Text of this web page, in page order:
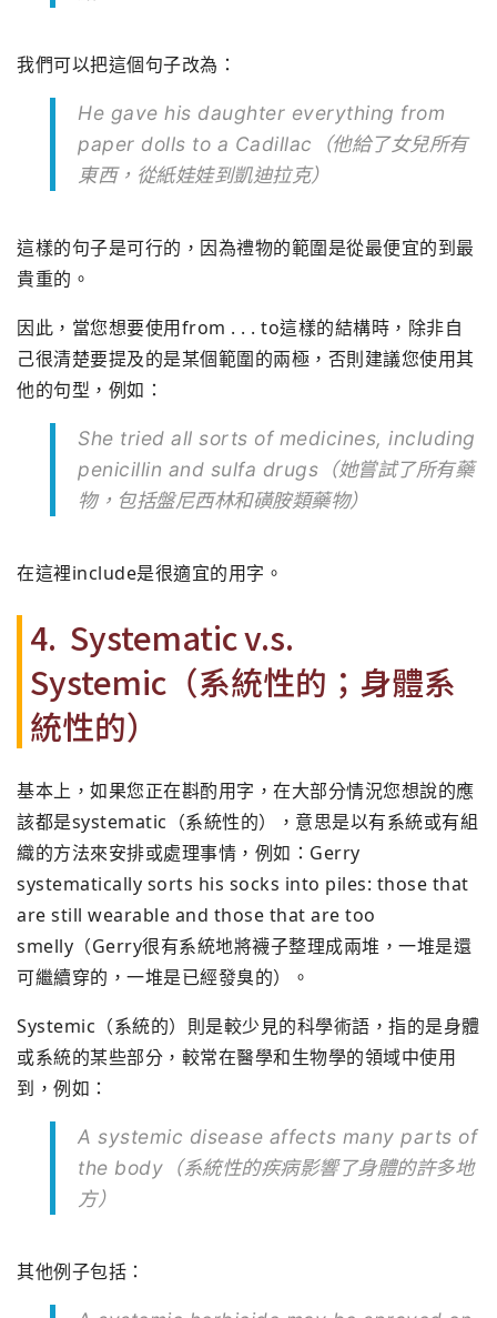
我們可以把這個句子改為：
He gave his daughter everything from
paper dolls to a Cadillac（他給了女兒所有
東西，從紙娃娃到凱迪拉克）
這樣的句子是可行的，因為禮物的範圍是從最便宜的到最
貴重的。
因此，當您想要使用from . . . to這樣的結構時，除非自
己很清楚要提及的是某個範圍的兩極， 否則建議您使用其
他的句型，例如：
She tried all sorts of medicines, including
penicillin and sulfa drugs（她嘗試了所有藥
物，包括盤尼西林和磺胺類藥物）
在這裡include是很適宜的用字。
4. Systematic v.s.
Systemic（系統性的；身體系
統性的）
基本上，如果您正在斟酌用字， 在大部分情況您想說的應
該都是systematic（系統性的）
，意思是以有系統或有組
織的方法來安排或處理事情，例如： Gerry
systematically sorts his socks into piles: those that
are still wearable and those that are too
smelly（Gerry很有系統地將襪子整理成兩堆， 一堆是還
可繼續穿的，一堆是已經發臭的）。
Systemic（系統的）則是較少見的科學術語， 指的是身體
或系統的某些部分， 較常在醫學和生物學的領域中使用
到，例如：
A systemic disease affects many parts of
the body（系統性的疾病影響了身體的許多地
方）
其他例子包括：